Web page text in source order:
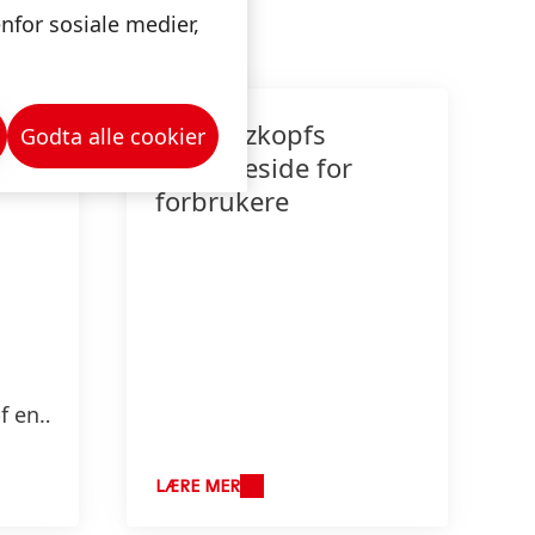
en
Schwarzkopfs
hjemmeside for
forbrukere
LÆRE MER
sosiale medier,
Godta alle cookier